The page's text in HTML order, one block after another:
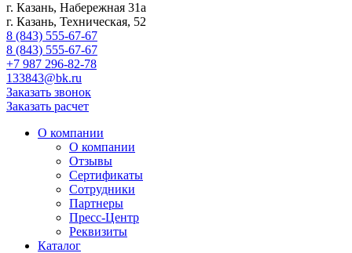
г. Казань, Набережная 31а
г. Казань, Техническая, 52
8 (843) 555-67-67
8 (843) 555-67-67
+7 987 296-82-78
133843@bk.ru
Заказать звонок
Заказать расчет
О компании
О компании
Отзывы
Сертификаты
Сотрудники
Партнеры
Пресс-Центр
Реквизиты
Каталог